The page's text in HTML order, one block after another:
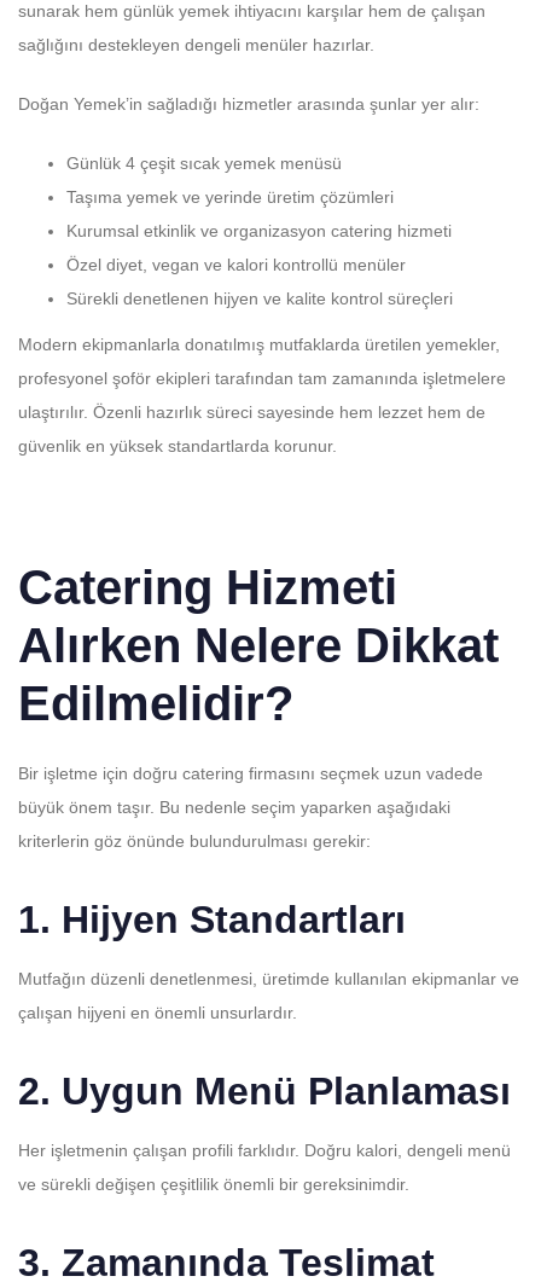
sunarak hem günlük yemek ihtiyacını karşılar hem de çalışan
sağlığını destekleyen dengeli menüler hazırlar.
Doğan Yemek’in sağladığı hizmetler arasında şunlar yer alır:
Günlük 4 çeşit sıcak yemek menüsü
Taşıma yemek ve yerinde üretim çözümleri
Kurumsal etkinlik ve organizasyon catering hizmeti
Özel diyet, vegan ve kalori kontrollü menüler
Sürekli denetlenen hijyen ve kalite kontrol süreçleri
Modern ekipmanlarla donatılmış mutfaklarda üretilen yemekler,
profesyonel şoför ekipleri tarafından tam zamanında işletmelere
ulaştırılır. Özenli hazırlık süreci sayesinde hem lezzet hem de
güvenlik en yüksek standartlarda korunur.
Catering Hizmeti
Alırken Nelere Dikkat
Edilmelidir?
Bir işletme için doğru catering firmasını seçmek uzun vadede
büyük önem taşır. Bu nedenle seçim yaparken aşağıdaki
kriterlerin göz önünde bulundurulması gerekir:
1. Hijyen Standartları
Mutfağın düzenli denetlenmesi, üretimde kullanılan ekipmanlar ve
çalışan hijyeni en önemli unsurlardır.
2. Uygun Menü Planlaması
Her işletmenin çalışan profili farklıdır. Doğru kalori, dengeli menü
ve sürekli değişen çeşitlilik önemli bir gereksinimdir.
3. Zamanında Teslimat